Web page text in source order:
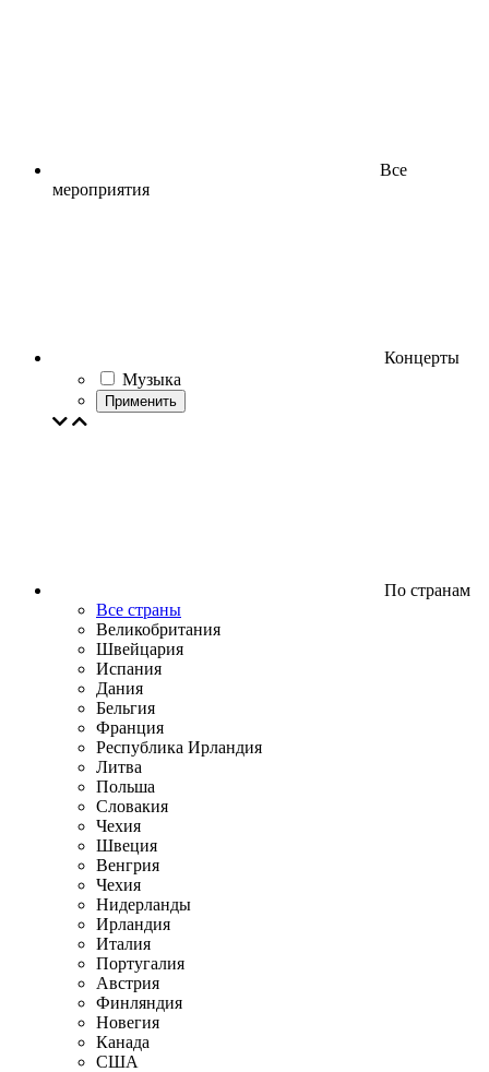
Все
мероприятия
Концерты
Музыка
Применить
По странам
Все страны
Великобритания
Швейцария
Испания
Дания
Бельгия
Франция
Республика Ирландия
Литва
Польша
Словакия
Чехия
Швеция
Венгрия
Чехия
Нидерланды
Ирландия
Италия
Португалия
Австрия
Финляндия
Новегия
Канада
США